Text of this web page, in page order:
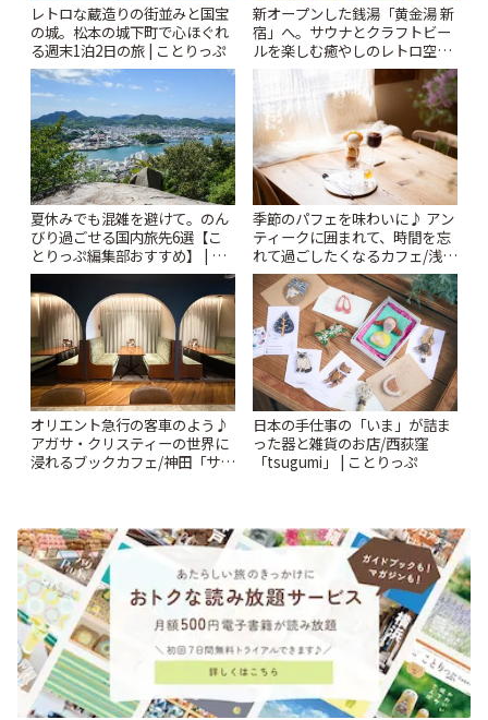
レトロな蔵造りの街並みと国宝
の城。松本の城下町で心ほぐれ
る週末1泊2日の旅 | ことりっぷ
新オープンした銭湯「黄金湯 新
宿」へ。サウナとクラフトビー
ルを楽しむ癒やしのレトロ空間
| ことりっぷ
夏休みでも混雑を避けて。のん
びり過ごせる国内旅先6選【こ
とりっぷ編集部おすすめ】 | こ
とりっぷ
季節のパフェを味わいに♪ アン
ティークに囲まれて、時間を忘
れて過ごしたくなるカフェ/浅草
「annorum cafe」 | ことりっぷ
オリエント急行の客車のよう♪
アガサ・クリスティーの世界に
浸れるブックカフェ/神田「サロ
日本の手仕事の「いま」が詰ま
った器と雑貨のお店/西荻窪
「tsugumi」 | ことりっぷ